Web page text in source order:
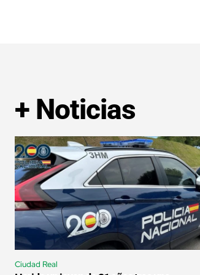
+ Noticias
Ciudad Real